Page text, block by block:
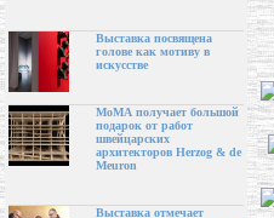
Выставка посвящена
голове как мотиву в
искусстве
МоМА получает большой
подарок от работ
швейцарских
архитекторов Herzog & de
Meuron
Выставка отмечает